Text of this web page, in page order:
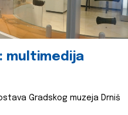
multimedija
Gradskog muzeja Drniš